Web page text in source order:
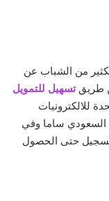
من الشباب عن
طريقتسهيل للتمويل
للالكترونيات
السعودي ساما وفي
حتى الحصول